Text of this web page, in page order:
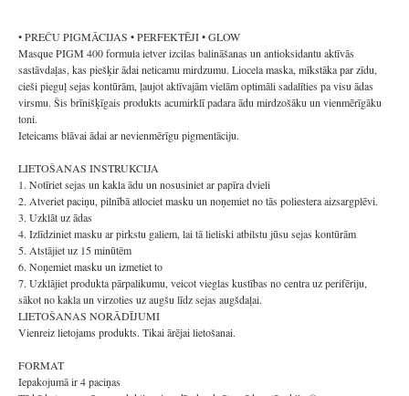
• PREČU PIGMĀCIJAS • PERFEKTĒJI • GLOW
Masque PIGM 400 formula ietver izcilas balināšanas un antioksidantu aktīvās
sastāvdaļas, kas piešķir ādai neticamu mirdzumu. Liocela maska, mīkstāka par zīdu,
cieši pieguļ sejas kontūrām, ļaujot aktīvajām vielām optimāli sadalīties pa visu ādas
virsmu. Šis brīnišķīgais produkts acumirklī padara ādu mirdzošāku un vienmērīgāku
toni.
Ieteicams blāvai ādai ar nevienmērīgu pigmentāciju.
LIETOŠANAS INSTRUKCIJA
1. Notīriet sejas un kakla ādu un nosusiniet ar papīra dvieli
2. Atveriet paciņu, pilnībā atlociet masku un noņemiet no tās poliestera aizsargplēvi.
3. Uzklāt uz ādas
4. Izlīdziniet masku ar pirkstu galiem, lai tā lieliski atbilstu jūsu sejas kontūrām
5. Atstājiet uz 15 minūtēm
6. Noņemiet masku un izmetiet to
7. Uzklājiet produkta pārpalikumu, veicot vieglas kustības no centra uz perifēriju,
sākot no kakla un virzoties uz augšu līdz sejas augšdaļai.
LIETOŠANAS NORĀDĪJUMI
Vienreiz lietojams produkts. Tikai ārējai lietošanai.
FORMAT
Iepakojumā ir 4 paciņas